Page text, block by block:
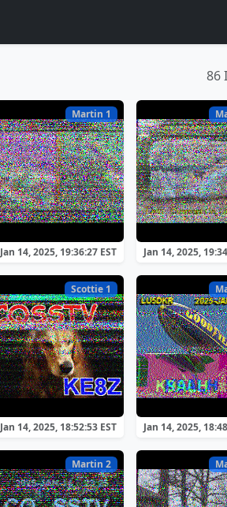
86
Martin 1
Jan 14, 2025, 19:36:27 EST Jan 14, 2025,
Scottie 1
Jan 14, 2025, 18:52:53 EST Jan 14, 2025,
Martin 2